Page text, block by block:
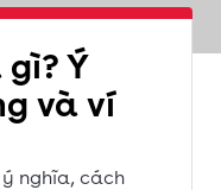
Ý
và ví
nghĩa, cách